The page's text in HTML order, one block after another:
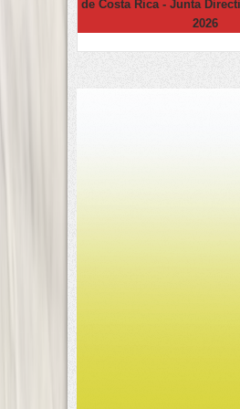
de Costa Rica - Junta
2026